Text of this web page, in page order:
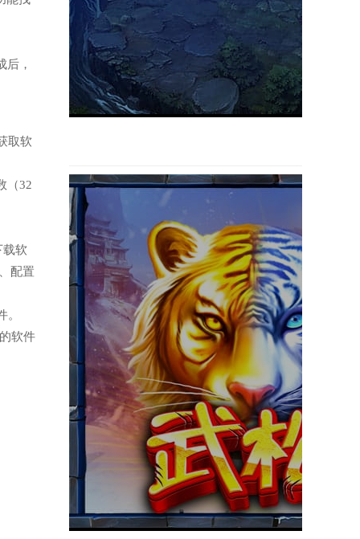
后，
取软
（32
载软
配置
软件